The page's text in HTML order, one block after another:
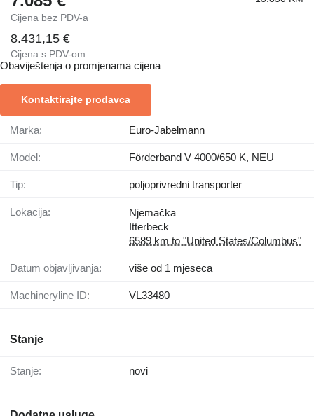
Cijena bez PDV-a
8.431,15 €
Cijena s PDV-om
Obaviještenja o promjenama cijena
Kontaktirajte prodavca
Marka: Euro-Jabelmann
Model: Förderband V 4000/650 K, NEU
Tip: poljoprivredni transporter
Lokacija:
Njemačka
Itterbeck
6589 km to "United States/Columbus"
Datum objavljivanja: više od 1 mjeseca
Machineryline ID: VL33480
Stanje
Stanje: novi